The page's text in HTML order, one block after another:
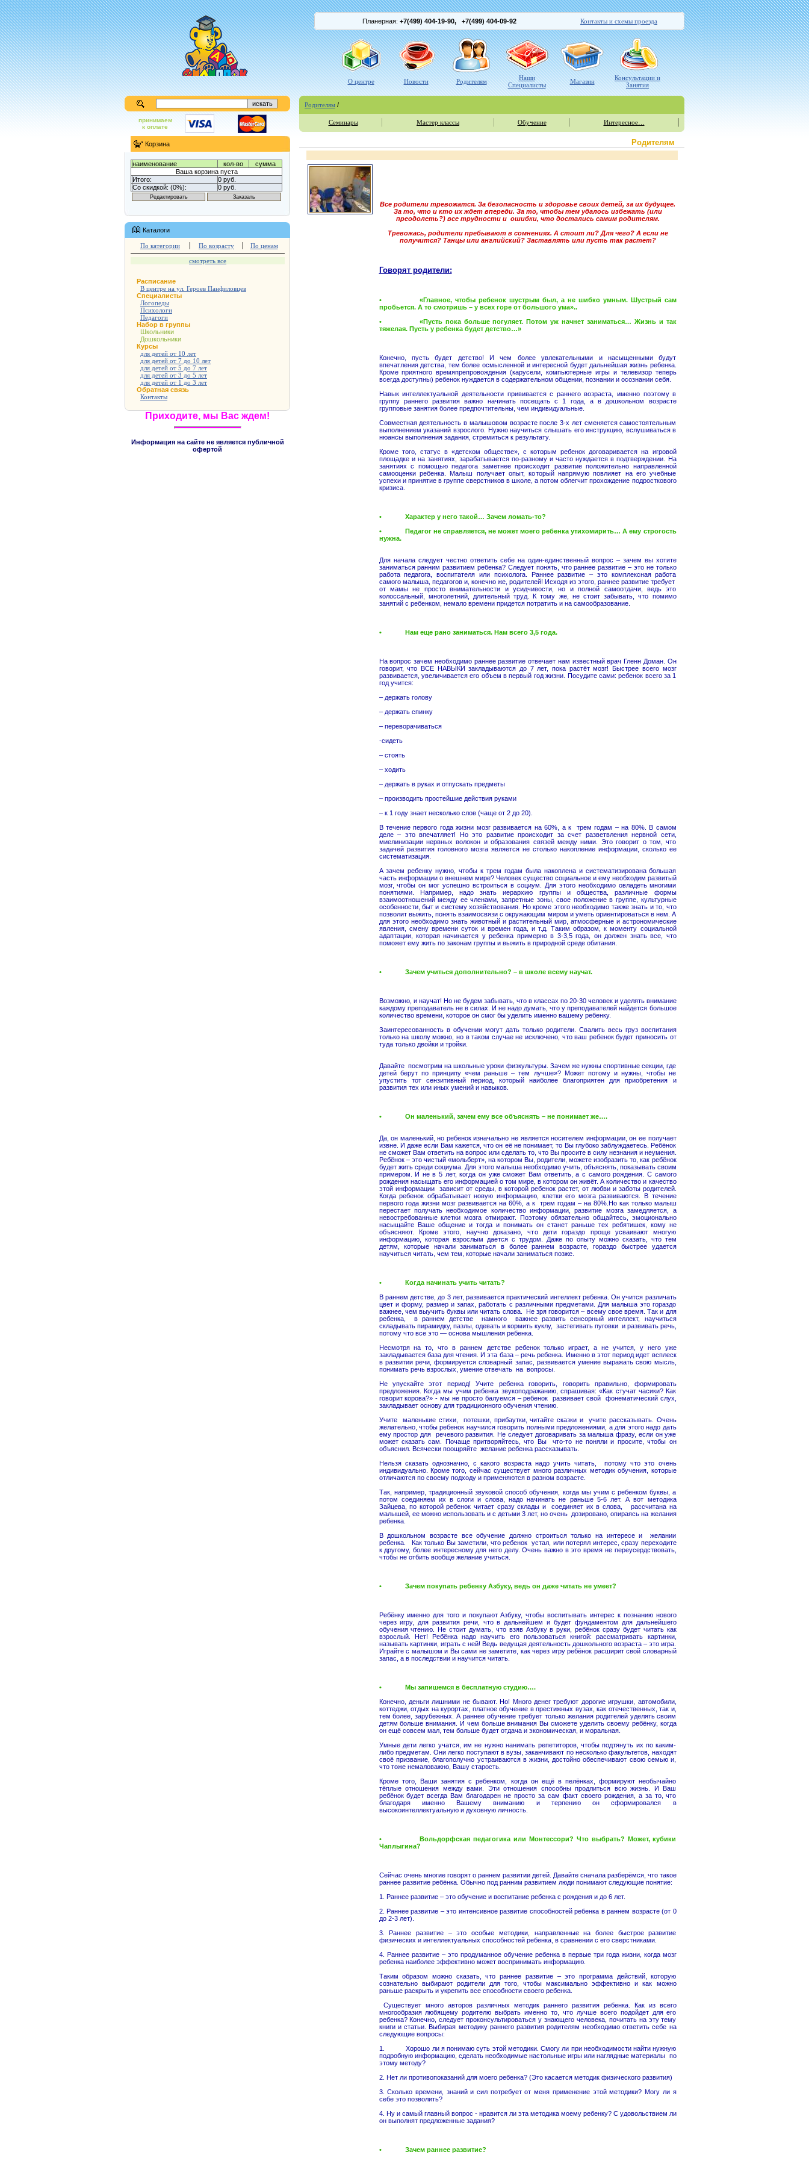
Планерная: +7(499) 404-19-90, +7(499) 404-09-92 Контакты и схемы проезда
О центре Новости Родителям
Наши
Специалисты
Магазин
Консультации и
Занятия
принимаем
к оплате
Корзина
наименование кол-во
сумма
Ваша корзина пуста
Итого:
0 руб.
Со скидкой: (0%):
0 руб.
Каталоги
По категории По возрасту По ценам
смотреть все
Расписание
В центре на ул. Героев Панфиловцев
Специалисты
Логопеды
Психологи
Педагоги
Набор в группы
Школьники
Дошкольники
Курсы
для детей от 10 лет
для детей от 7 до 10 лет
для детей от 5 до 7 лет
для детей от 3 до 5 лет
для детей от 1 до 3 лет
Обратная связь
Контакты
Приходите, мы Вас ждем!
Информация на сайте не является публичной
офертой
Родителям /
Семинары Мастер классы Обучение Интересное…
Родителям
Все родители тревожатся. За безопасность и здоровье своих детей, за их будущее.
За то, что и кто их ждет впереди. За то, чтобы тем удалось избежать (или
преодолеть?) все трудности и ошибки, что достались самим родителям.
Тревожась, родители пребывают в сомнениях. А стоит ли? Для чего? А если не
получится? Танцы или английский? Заставлять или пусть так растет?
Говорят родители:
• «Главное, чтобы ребенок шустрым был, а не шибко умным. Шустрый сам
пробьется. А то смотришь – у всех горе от большого ума»..
• «Пусть пока больше погуляет. Потом уж начнет заниматься… Жизнь и так
тяжелая. Пусть у ребенка будет детство…»
Конечно, пусть будет детство! И чем более увлекательными и насыщенными будут
впечатления детства, тем более осмысленной и интересной будет дальнейшая жизнь ребенка.
Кроме приятного времяпрепровождения (карусели, компьютерные игры и телевизор теперь
всегда доступны) ребенок нуждается в содержательном общении, познании и осознании себя.
Навык интеллектуальной деятельности прививается с раннего возраста, именно поэтому в
группу раннего развития важно начинать посещать с 1 года, а в дошкольном возрасте
групповые занятия более предпочтительны, чем индивидуальные.
Совместная деятельность в малышовом возрасте после 3-х лет сменяется самостоятельным
выполнением указаний взрослого. Нужно научиться слышать его инструкцию, вслушиваться в
нюансы выполнения задания, стремиться к результату.
Кроме того, статус в «детском обществе», с которым ребенок договаривается на игровой
площадке и на занятиях, зарабатывается по-разному и часто нуждается в подтверждении. На
занятиях с помощью педагога заметнее происходит развитие положительно направленной
самооценки ребенка. Малыш получает опыт, который напрямую повлияет на его учебные
успехи и принятие в группе сверстников в школе, а потом облегчит прохождение подросткового
кризиса.
• Характер у него такой… Зачем ломать-то?
• Педагог не справляется, не может моего ребенка утихомирить… А ему строгость
нужна.
Для начала следует честно ответить себе на один-единственный вопрос – зачем вы хотите
заниматься ранним развитием ребенка? Следует понять, что раннее развитие – это не только
работа педагога, воспитателя или психолога. Раннее развитие – это комплексная работа
самого малыша, педагогов и, конечно же, родителей! Исходя из этого, раннее развитие требует
от мамы не просто внимательности и усидчивости, но и полной самоотдачи, ведь это
колоссальный, многолетний, длительный труд. К тому же, не стоит забывать, что помимо
занятий с ребенком, немало времени придется потратить и на самообразование.
• Нам еще рано заниматься. Нам всего 3,5 года.
На вопрос зачем необходимо раннее развитие отвечает нам известный врач Гленн Доман. Он
говорит, что ВСЕ НАВЫКИ закладываются до 7 лет, пока растёт мозг! Быстрее всего мозг
развивается, увеличивается его объем в первый год жизни. Посудите сами: ребенок всего за 1
год учится:
– держать голову
– держать спинку
– переворачиваться
-сидеть
– стоять
– ходить
– держать в руках и отпускать предметы
– производить простейшие действия руками
– к 1 году знает несколько слов (чаще от 2 до 20).
В течение первого года жизни мозг развивается на 60%, а к трем годам – на 80%. В самом
деле – это впечатляет! Но это развитие происходит за счет разветвления нервной сети,
миелинизации нервных волокон и образования связей между ними. Это говорит о том, что
задачей развития головного мозга является не столько накопление информации, сколько ее
систематизация.
А зачем ребенку нужно, чтобы к трем годам была накоплена и систематизирована большая
часть информации о внешнем мире? Человек существо социальное и ему необходим развитый
мозг, чтобы он мог успешно встроиться в социум. Для этого необходимо овладеть многими
понятиями. Например, надо знать иерархию группы и общества, различные формы
взаимоотношений между ее членами, запретные зоны, свое положение в группе, культурные
особенности, быт и систему хозяйствования. Но кроме этого необходимо также знать и то, что
позволит выжить, понять взаимосвязи с окружающим миром и уметь ориентироваться в нем. А
для этого необходимо знать животный и растительный мир, атмосферные и астрономические
явления, смену времени суток и времен года, и т.д. Таким образом, к моменту социальной
адаптации, которая начинается у ребенка примерно в 3-3,5 года, он должен знать все, что
поможет ему жить по законам группы и выжить в природной среде обитания.
• Зачем учиться дополнительно? – в школе всему научат.
Возможно, и научат! Но не будем забывать, что в классах по 20-30 человек и уделять внимание
каждому преподаватель не в силах. И не надо думать, что у преподавателей найдется большое
количество времени, которое он смог бы уделить именно вашему ребенку.
Заинтересованность в обучении могут дать только родители. Свалить весь груз воспитания
только на школу можно, но в таком случае не исключено, что ваш ребенок будет приносить от
туда только двойки и тройки.
Давайте посмотрим на школьные уроки физкультуры. Зачем же нужны спортивные секции, где
детей берут по принципу «чем раньше – тем лучше»? Может потому и нужны, чтобы не
упустить тот сензитивный период, который наиболее благоприятен для приобретения и
развития тех или иных умений и навыков.
• Он маленький, зачем ему все объяснять – не понимает же….
Да, он маленький, но ребенок изначально не является носителем информации, он ее получает
извне. И даже если Вам кажется, что он её не понимает, то Вы глубоко заблуждаетесь. Ребёнок
не сможет Вам ответить на вопрос или сделать то, что Вы просите в силу незнания и неумения.
Ребёнок – это чистый «мольберт», на котором Вы, родители, можете изобразить то, как ребёнок
будет жить среди социума. Для этого малыша необходимо учить, объяснять, показывать своим
примером. И не в 5 лет, когда он уже сможет Вам ответить, а с самого рождения. С самого
рождения насыщать его информацией о том мире, в котором он живёт. А количество и качество
этой информации зависит от среды, в которой ребенок растет, от любви и заботы родителей.
Когда ребенок обрабатывает новую информацию, клетки его мозга развиваются. В течение
первого года жизни мозг развивается на 60%, а к трем годам – на 80%.Но как только малыш
перестает получать необходимое количество информации, развитие мозга замедляется, а
невостребованные клетки мозга отмирают. Поэтому обязательно общайтесь, эмоционально
насыщайте Ваше общение и тогда и понимать он станет раньше тех ребятишек, кому не
объясняют. Кроме этого, научно доказано, что дети гораздо проще усваивают многую
информацию, которая взрослым дается с трудом. Даже по опыту можно сказать, что тем
детям, которые начали заниматься в более раннем возрасте, гораздо быстрее удается
научиться читать, чем тем, которые начали заниматься позже.
• Когда начинать учить читать?
В раннем детстве, до 3 лет, развивается практический интеллект ребенка. Он учится различать
цвет и форму, размер и запах, работать с различными предметами. Для малыша это гораздо
важнее, чем выучить буквы или читать слова. Не зря говорится – всему свое время. Так и для
ребенка, в раннем детстве намного важнее развить сенсорный интеллект, научиться
складывать пирамидку, пазлы, одевать и кормить куклу, застегивать пуговки и развивать речь,
потому что все это — основа мышления ребенка.
Несмотря на то, что в раннем детстве ребенок только играет, а не учится, у него уже
закладывается база для чтения. И эта база – речь ребенка. Именно в этот период идет всплеск
в развитии речи, формируется словарный запас, развивается умение выражать свою мысль,
понимать речь взрослых, умение отвечать на вопросы.
Не упускайте этот период! Учите ребенка говорить, говорить правильно, формировать
предложения. Когда мы учим ребенка звукоподражанию, спрашивая: «Как стучат часики? Как
говорит корова?» - мы не просто балуемся – ребенок развивает свой фонематический слух,
закладывает основу для традиционного обучения чтению.
Учите маленькие стихи, потешки, прибаутки, читайте сказки и учите рассказывать. Очень
желательно, чтобы ребенок научился говорить полными предложениями, а для этого надо дать
ему простор для речевого развития. Не следует договаривать за малыша фразу, если он уже
может сказать сам. Почаще притворяйтесь, что Вы что-то не поняли и просите, чтобы он
объяснил. Всячески поощряйте желание ребенка рассказывать.
Нельзя сказать однозначно, с какого возраста надо учить читать, потому что это очень
индивидуально. Кроме того, сейчас существует много различных методик обучения, которые
отличаются по своему подходу и применяются в разном возрасте.
Так, например, традиционный звуковой способ обучения, когда мы учим с ребенком буквы, а
потом соединяем их в слоги и слова, надо начинать не раньше 5-6 лет. А вот методика
Зайцева, по которой ребенок читает сразу склады и соединяет их в слова, рассчитана на
малышей, ее можно использовать и с детьми 3 лет, но очень дозировано, опираясь на желания
ребенка.
В дошкольном возрасте все обучение должно строиться только на интересе и желании
ребенка. Как только Вы заметили, что ребенок устал, или потерял интерес, сразу переходите
к другому, более интересному для него делу. Очень важно в это время не переусердствовать,
чтобы не отбить вообще желание учиться.
• Зачем покупать ребенку Азбуку, ведь он даже читать не умеет?
Ребёнку именно для того и покупают Азбуку, чтобы воспитывать интерес к познанию нового
через игру, для развития речи, что в дальнейшем и будет фундаментом для дальнейшего
обучения чтению. Не стоит думать, что взяв Азбуку в руки, ребёнок сразу будет читать как
взрослый. Нет! Ребёнка надо научить его пользоваться книгой: рассматривать картинки,
называть картинки, играть с ней! Ведь ведущая деятельность дошкольного возраста – это игра.
Играйте с малышом и Вы сами не заметите, как через игру ребёнок расширит свой словарный
запас, а в последствии и научится читать.
• Мы запишемся в бесплатную студию….
Конечно, деньги лишними не бывают. Но! Много денег требуют дорогие игрушки, автомобили,
коттеджи, отдых на курортах, платное обучение в престижных вузах, как отечественных, так и,
тем более, зарубежных. А раннее обучение требует только желания родителей уделять своим
детям больше внимания. И чем больше внимания Вы сможете уделить своему ребёнку, когда
он ещё совсем мал, тем больше будет отдача и экономическая, и моральная.
Умные дети легко учатся, им не нужно нанимать репетиторов, чтобы подтянуть их по каким-
либо предметам. Они легко поступают в вузы, заканчивают по несколько факультетов, находят
своё призвание, благополучно устраиваются в жизни, достойно обеспечивают свою семью и,
что тоже немаловажно, Вашу старость.
Кроме того, Ваши занятия с ребенком, когда он ещё в пелёнках, формируют необычайно
тёплые отношения между вами. Эти отношения способны продлиться всю жизнь. И Ваш
ребёнок будет всегда Вам благодарен не просто за сам факт своего рождения, а за то, что
благодаря именно Вашему вниманию и терпению он сформировался в
высокоинтеллектуальную и духовную личность.
• Вольдорфская педагогика или Монтессори? Что выбрать? Может, кубики
Чаплыгина?
Сейчас очень многие говорят о раннем развитии детей. Давайте сначала разберёмся, что такое
раннее развитие ребёнка. Обычно под ранним развитием люди понимают следующие понятие:
1. Раннее развитие – это обучение и воспитание ребенка с рождения и до 6 лет.
2. Раннее развитие – это интенсивное развитие способностей ребенка в раннем возрасте (от 0
до 2-3 лет).
3. Раннее развитие – это особые методики, направленные на более быстрое развитие
физических и интеллектуальных способностей ребенка, в сравнении с его сверстниками.
4. Раннее развитие – это продуманное обучение ребенка в первые три года жизни, когда мозг
ребенка наиболее эффективно может воспринимать информацию.
Таким образом можно сказать, что раннее развитие – это программа действий, которую
сознательно выбирают родители для того, чтобы максимально эффективно и как можно
раньше раскрыть и укрепить все способности своего ребенка.
Существует много авторов различных методик раннего развития ребенка. Как из всего
многообразия любящему родителю выбрать именно то, что лучше всего подойдет для его
ребенка? Конечно, следует проконсультироваться у знающего человека, почитать на эту тему
книги и статьи. Выбирая методику раннего развития родителям необходимо ответить себе на
следующие вопросы:
1. Хорошо ли я понимаю суть этой методики. Смогу ли при необходимости найти нужную
подробную информацию, сделать необходимые настольные игры или наглядные материалы по
этому методу?
2. Нет ли противопоказаний для моего ребенка? (Это касается методик физического развития)
3. Сколько времени, знаний и сил потребует от меня применение этой методики? Могу ли я
себе это позволить?
4. Ну и самый главный вопрос - нравится ли эта методика моему ребенку? С удовольствием ли
он выполнят предложенные задания?
• Зачем раннее развитие?